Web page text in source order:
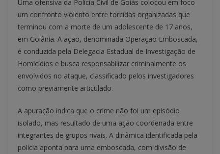
Uma ofensiva da Polícia Civil de Goiás colocou em foco
um confronto violento entre torcidas organizadas que
terminou com a morte de um adolescente de 17 anos,
em Goiânia. A ação, denominada Operação Emboscada,
é conduzida pela Delegacia Estadual de Investigação de
Homicídios e busca responsabilizar criminalmente os
envolvidos no ataque, classificado pelos investigadores
como previamente articulado.
A apuração indica que o crime não foi um episódio
isolado, mas resultado de uma ação coordenada entre
integrantes de grupos rivais. A dinâmica identificada pela
polícia aponta para uma emboscada, com divisão de